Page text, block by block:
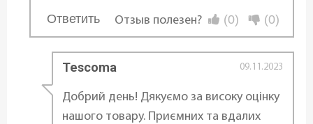
Материал крышки:
Нержавеющая сталь
Ответить Отзыв полезен? (0) (0)
Tescoma 09.11.2023
Добрий день! Дякуємо за високу оцінку
нашого товару. Приємних та вдалих